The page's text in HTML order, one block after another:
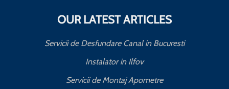
OUR LATEST ARTICLES
Servicii de Desfundare Canal in Bucuresti
Instalator in Ilfov
Servicii de Montaj Apometre